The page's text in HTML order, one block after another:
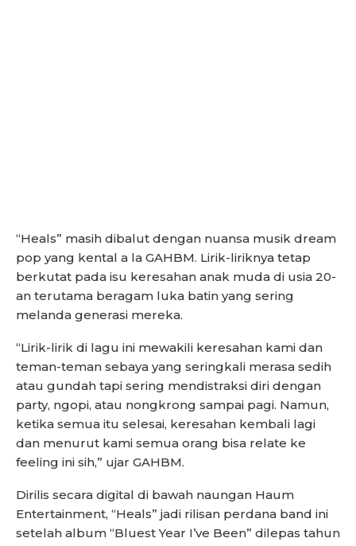
“Heals” masih dibalut dengan nuansa musik dream
pop yang kental a la GAHBM. Lirik-liriknya tetap
berkutat pada isu keresahan anak muda di usia 20-
an terutama beragam luka batin yang sering
melanda generasi mereka.
“Lirik-lirik di lagu ini mewakili keresahan kami dan
teman-teman sebaya yang seringkali merasa sedih
atau gundah tapi sering mendistraksi diri dengan
party, ngopi, atau nongkrong sampai pagi. Namun,
ketika semua itu selesai, keresahan kembali lagi
dan menurut kami semua orang bisa relate ke
feeling ini sih,” ujar GAHBM.
Dirilis secara digital di bawah naungan Haum
Entertainment, “Heals” jadi rilisan perdana band ini
setelah album “Bluest Year I’ve Been” dilepas tahun